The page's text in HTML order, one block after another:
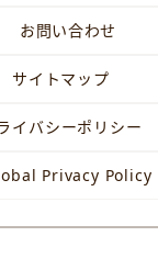
お問い合わせ
サイトマップ
イバシーポリシー
Privacy Policy